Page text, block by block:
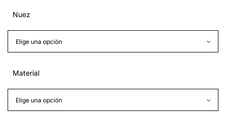
Nuez
Material